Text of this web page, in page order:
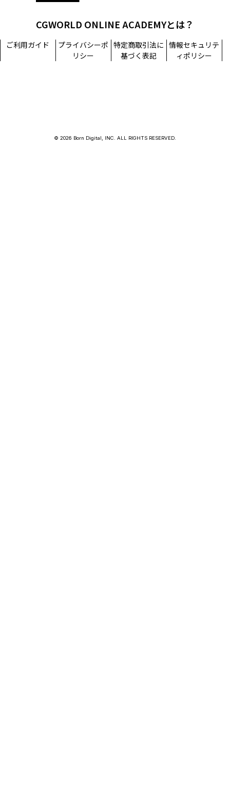
CGWORLD ONLINE ACADEMYとは？
ご利用ガイド
プライバシーポ
リシー
特定商取引法に
基づく表記
情報セキュリテ
ィポリシー
© 2026 Born Digital, INC. ALL RIGHTS RESERVED.